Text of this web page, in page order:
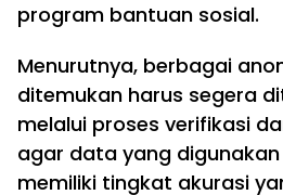
program bantuan sosial.
Menurutnya, berbagai
ditemukan harus segera
melalui proses verifikasi
agar data yang
memiliki tingkat akurasi